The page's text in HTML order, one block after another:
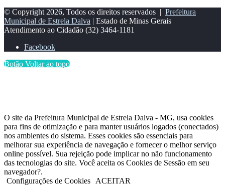
© Copyright 2026, Todos os direitos reservados | Prefeitura
Municipal de Estrela Dalva | Estado de Minas Gerais
Atendimento ao Cidadão (32) 3464-1181
Facebook
Botão Voltar ao topo
O site da Prefeitura Municipal de Estrela Dalva - MG, usa cookies
para fins de otimização e para manter usuários logados (conectados)
nos ambientes do sistema. Esses cookies são essenciais para
melhorar sua experiência de navegação e fornecer o melhor serviço
online possível. Sua rejeição pode implicar no não funcionamento
das tecnologias do site. Você aceita os Cookies de Sessão em seu
navegador?.
Configurações de Cookies
ACEITAR